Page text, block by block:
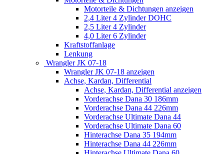
Motorteile & Dichtungen anzeigen
2,4 Liter 4 Zylinder DOHC
2,5 Liter 4 Zylinder
4,0 Liter 6 Zylinder
Kraftstoffanlage
Lenkung
Wrangler JK 07-18
Wrangler JK 07-18 anzeigen
Achse, Kardan, Differential
Achse, Kardan, Differential anzeigen
Vorderachse Dana 30 186mm
Vorderachse Dana 44 226mm
Vorderachse Ultimate Dana 44
Vorderachse Ultimate Dana 60
Hinterachse Dana 35 194mm
Hinterachse Dana 44 226mm